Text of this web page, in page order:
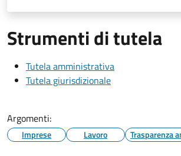
Strumenti di tutela
Tutela amministrativa
Tutela giurisdizionale
Argomenti:
Imprese Lavoro Trasparenza